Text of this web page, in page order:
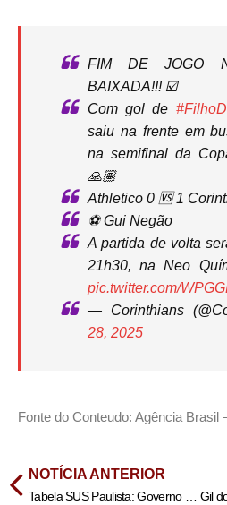
FIM DE JOGO
BAIXADA!!! ☑️
Com gol de
saiu na frente em
na semifinal da
🙏🏽
Athletico 0 🆚 1
⚽ Gui Negão
A partida de volta
21h30, na Neo
pic.twitter.com/
— Corinthians
28, 2025
Fonte do Conteudo: Agência Brasil
NOTÍCIA ANTERIOR